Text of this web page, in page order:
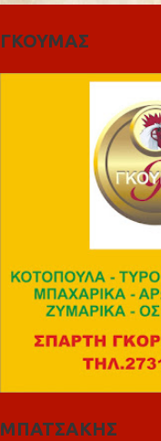
ΓΚΟΥΜΑΣ
ΜΠΑΤΣΑΚΗΣ